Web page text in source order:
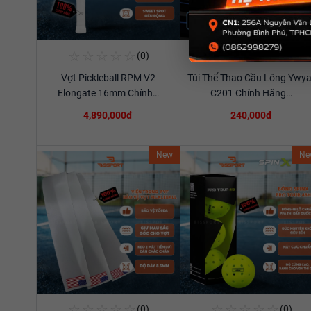
(0)
Vợt Pickleball RPM V2
Elongate 16mm Chính…
4,890,000đ
☆☆☆☆☆ (0)
Túi Thể Thao Cầu Lông
C201 Chính Hãng…
240,000đ
New